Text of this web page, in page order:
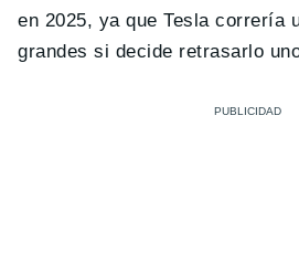
en 2025, ya que Tesla correría
grandes si decide retrasarlo